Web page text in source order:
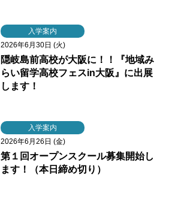
入学案内
2026年6月30日 (火)
隠岐島前高校が大阪に！！『地域み
らい留学高校フェスin大阪』に出展
します！
入学案内
2026年6月26日 (金)
第１回オープンスクール募集開始し
ます！（本日締め切り）